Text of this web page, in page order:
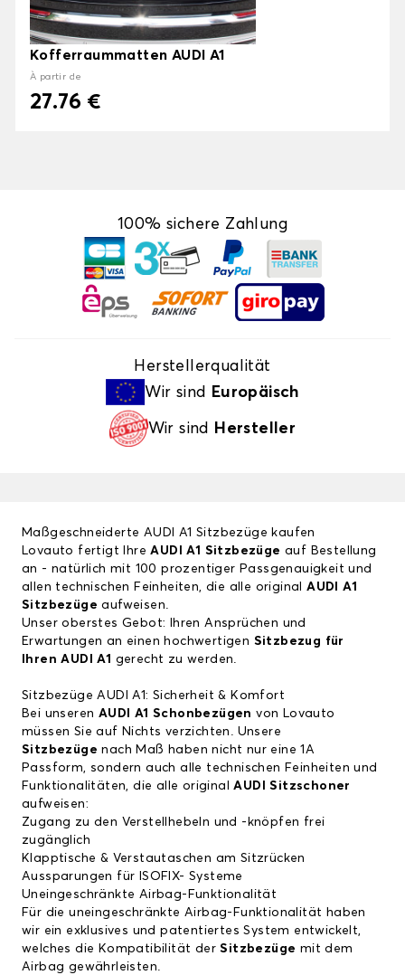
Kofferraummatten AUDI A1
À partir de
27.76 €
100% sichere Zahlung
Herstellerqualität
Wir sind
Europäisch
Wir sind Hersteller
Maßgeschneiderte AUDI A1 Sitzbezüge kaufen
Lovauto fertigt IhreAUDI A1 Sitzbezüge auf Bestellung
an - natürlich mit 100 prozentiger Passgenauigkeit und
allen technischen Feinheiten, die alle originalAUDI A1
Sitzbezüge aufweisen.
Unser oberstes Gebot: Ihren Ansprüchen und
Erwartungen an einen hochwertigen Sitzbezug für
Ihren AUDI A1 gerecht zu werden.
Sitzbezüge AUDI A1: Sicherheit & Komfort
Bei unseren AUDI A1 Schonbezügen von Lovauto
müssen Sie auf Nichts verzichten. Unsere
Sitzbezüge nach Maß haben nicht nur eine 1A
Passform, sondern auch alle technischen Feinheiten und
Funktionalitäten, die alle originalAUDI Sitzschoner
aufweisen:
Zugang zu den Verstellhebeln und -knöpfen frei
zugänglich
Klapptische & Verstautaschen am Sitzrücken
Aussparungen für ISOFIX- Systeme
Uneingeschränkte Airbag-Funktionalität
Für die uneingeschränkte Airbag-Funktionalität haben
wir ein exklusives und patentiertes System entwickelt,
welches die Kompatibilität derSitzbezüge mit dem
Airbag gewährleisten.